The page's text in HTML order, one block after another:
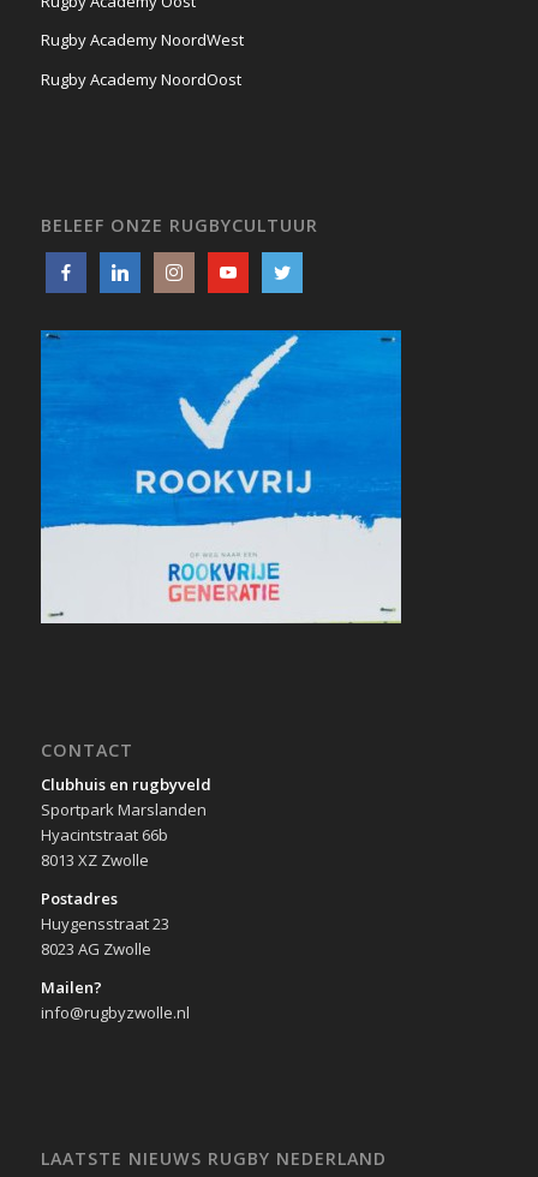
Rugby Academy NoordWest
Rugby Academy NoordOost
BELEEF ONZE RUGBYCULTUUR
CONTACT
Clubhuis en rugbyveld
Sportpark Marslanden
Hyacintstraat 66b
8013 XZ Zwolle
Postadres
Huygensstraat 23
8023 AG Zwolle
Mailen?
info@rugbyzwolle.nl
LAATSTE NIEUWS RUGBY NEDERLAND